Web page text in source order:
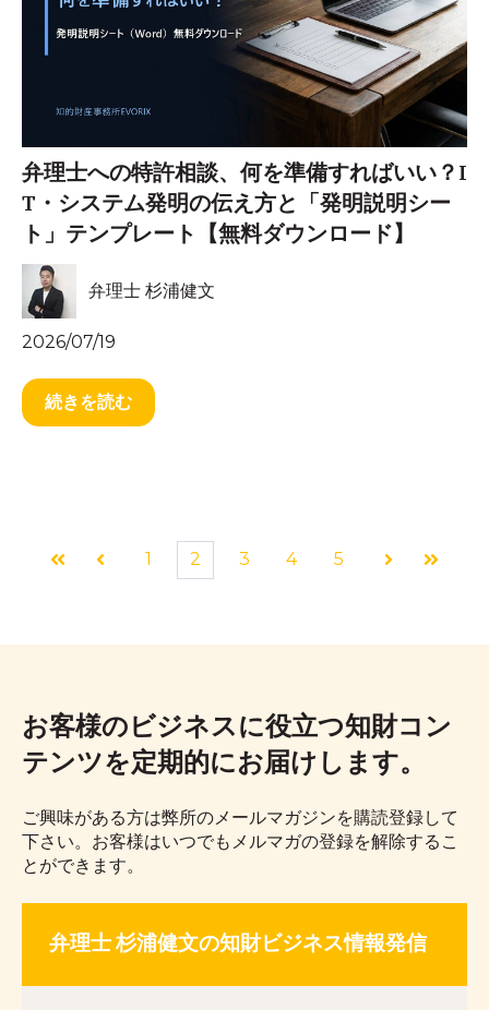
弁理士への特許相談、何を準備すればいい？I
T・システム発明の伝え方と「発明説明シー
ト」テンプレート【無料ダウンロード】
弁理士 杉浦健文
2026/07/19
続きを読む
最初 前へ
1 2 3 4 5
次へ 最後
お客様のビジネスに役立つ知財コン
テンツを定期的にお届けします。
ご興味がある方は弊所のメールマガジンを購読登録して
下さい。お客様はいつでもメルマガの登録を解除するこ
とができます。
弁理士 杉浦健文の知財ビジネス情報発信